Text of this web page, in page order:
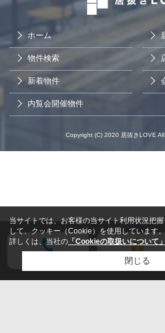
ホーム
物件検索
新着物件
内覧会開催物件
会員登録
Copyright (C) 2020 居抜きLOVE
当サイトでは、お客様の当サイト利用状況把
して、クッキー（Cookie）を使用しています。
詳しくは、当社の 「Cookieの取扱いについて」
閉じる